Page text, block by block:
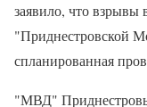
заявило, что взрывы
"Приднестровской
спланированная
"МВД"